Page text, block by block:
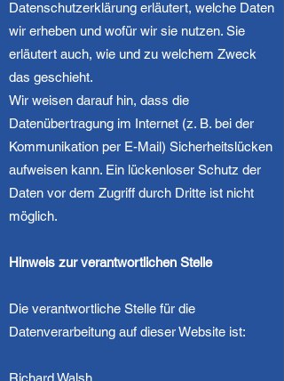
Datenschutzerklärung erläutert, welche Daten
wir erheben und wofür wir sie nutzen. Sie
erläutert auch, wie und zu welchem Zweck
das geschieht.
Wir weisen darauf hin, dass die
Datenübertragung im Internet (z. B. bei der
Kommunikation per E-Mail) Sicherheitslücken
aufweisen kann. Ein lückenloser Schutz der
Daten vor dem Zugriff durch Dritte ist nicht
möglich.
Hinweis zur verantwortlichen Stelle
Die verantwortliche Stelle für die
Datenverarbeitung auf dieser Website ist:
Richard Walsh